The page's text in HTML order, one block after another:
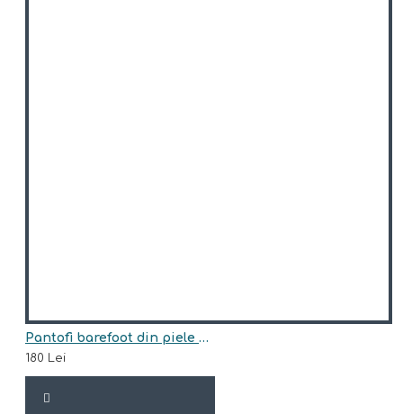
Pantofi barefoot din piele naturala Arisori LELA
180 Lei